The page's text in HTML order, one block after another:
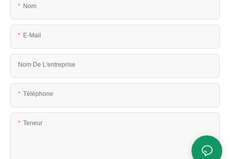
Nom
E-Mail
Nom De L'entreprise
Téléphone
Teneur